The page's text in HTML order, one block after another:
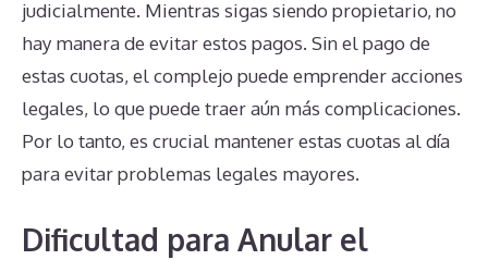
judicialmente. Mientras sigas siendo propietario, no
hay manera de evitar estos pagos. Sin el pago de
estas cuotas, el complejo puede emprender acciones
legales, lo que puede traer aún más complicaciones.
Por lo tanto, es crucial mantener estas cuotas al día
para evitar problemas legales mayores.
Dificultad para Anular el